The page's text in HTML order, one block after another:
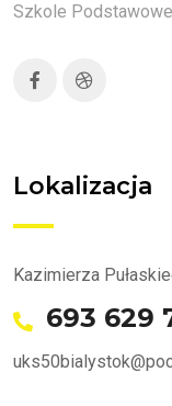
Szkole
Lokalizacja
Kazimierza
693 629